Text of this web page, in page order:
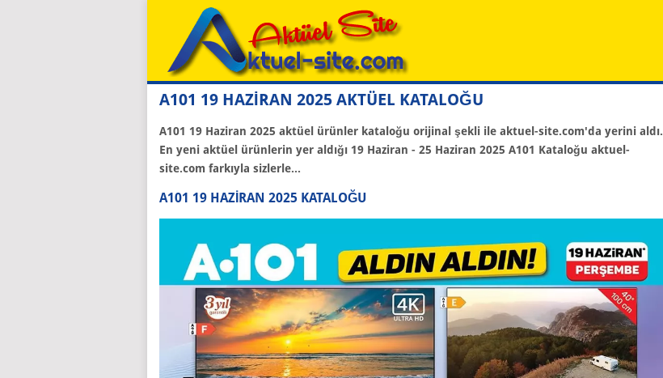
A101 19 HAZİRAN 2025 AKTÜEL KATALOĞU
A101 19 Haziran 2025 aktüel ürünler kataloğu orijinal şekli ile aktuel-site.com'da yerini aldı.
En yeni aktüel ürünlerin yer aldığı 19 Haziran - 25 Haziran 2025 A101 Kataloğu aktuel-
site.com farkıyla sizlerle...
A101 19 HAZIRAN 2025 KATALOĞU